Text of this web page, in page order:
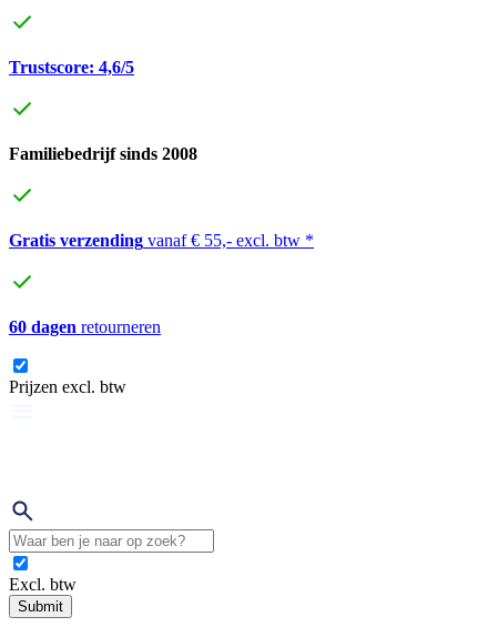
Trustscore: 4,6/5
Familiebedrijf sinds 2008
Gratis verzending vanaf € 55,- excl. btw *
60 dagen retourneren
Prijzen excl. btw
Excl. btw
Submit